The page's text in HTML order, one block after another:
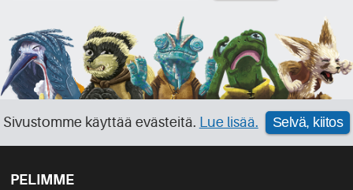
Sivustomme käyttää evästeitä. Lue lisää. Selvä, kiitos
PELIMME